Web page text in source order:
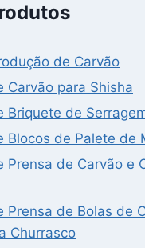
de Carvão
Carvão para Shisha
Briquete de
Blocos de Palete de
Prensa de Carvão e
Prensa de Bolas de
Churrasco